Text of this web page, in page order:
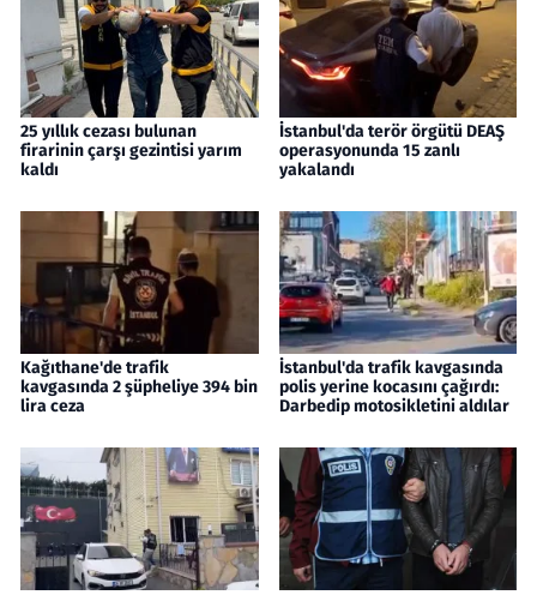
25 yıllık cezası bulunan
firarinin çarşı gezintisi yarım
kaldı
İstanbul'da terör örgütü DEAŞ
operasyonunda 15 zanlı
yakalandı
Kağıthane'de trafik
kavgasında 2 şüpheliye 394 bin
lira ceza
İstanbul'da trafik kavgasında
polis yerine kocasını çağırdı:
Darbedip motosikletini aldılar